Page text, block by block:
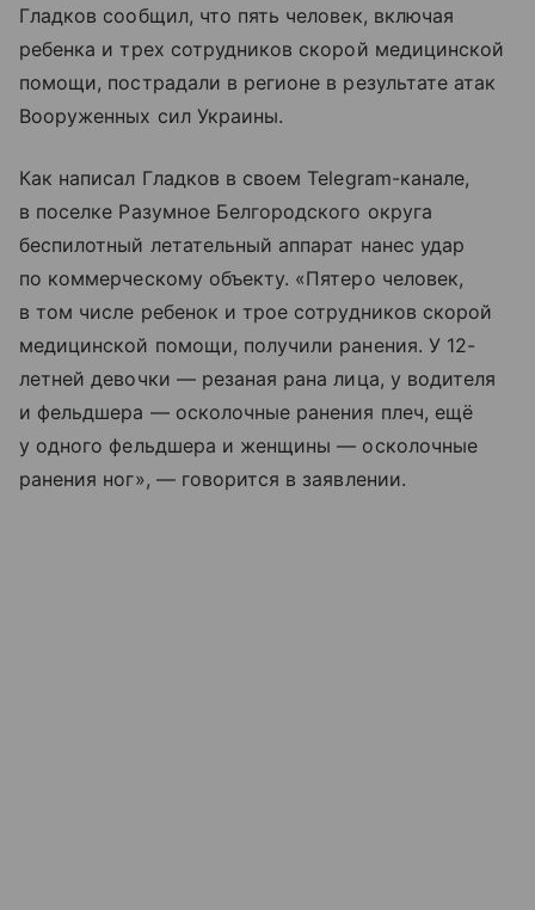
Гладков сообщил, что пять человек, включая
ребенка и трех сотрудников скорой медицинской
помощи, пострадали в регионе в результате атак
Вооруженных сил Украины.
Как написал Гладков в своем Telegram-канале,
в поселке Разумное Белгородского округа
беспилотный летательный аппарат нанес удар
по коммерческому объекту. «Пятеро человек,
в том числе ребенок и трое сотрудников скорой
медицинской помощи, получили ранения. У 12-
летней девочки — резаная рана лица, у водителя
и фельдшера — осколочные ранения плеч, ещё
у одного фельдшера и женщины — осколочные
ранения ног», — говорится в заявлении.